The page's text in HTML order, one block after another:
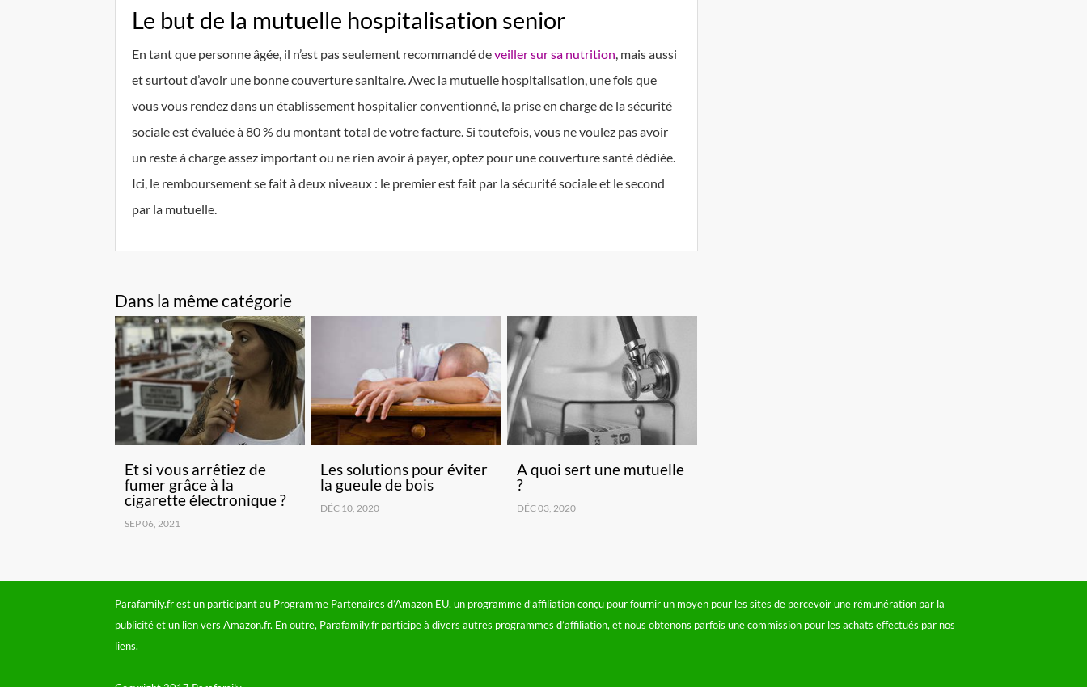
Le but de la mutuelle hospitalisation senior
En tant que personne âgée, il n’est pas seulement recommandé deveiller sur sa nutrition, mais aussi
et surtout d’avoir une bonne couverture sanitaire. Avec la mutuelle hospitalisation, une fois que
vous vous rendez dans un établissement hospitalier conventionné, la prise en charge de la sécurité
sociale est évaluée à 80 % du montant total de votre facture. Si toutefois, vous ne voulez pas avoir
un reste à charge assez important ou ne rien avoir à payer, optez pour une couverture santé dédiée.
Ici, le remboursement se fait à deux niveaux : le premier est fait par la sécurité sociale et le second
par la mutuelle.
Dans la même catégorie
Et si vous arrêtiez de
fumer grâce à la
cigarette électronique ?
SEP 06, 2021
Les solutions pour éviter
la gueule de bois
DÉC 10, 2020
A quoi sert une mutuelle
?
DÉC 03, 2020
Parafamily.fr est un participant au Programme Partenaires d’Amazon EU, un programme d’affiliation conçu pour fournir un moyen pour les sites de percevoir une rémunération par la
publicité et un lien vers Amazon.fr. En outre, Parafamily.fr participe à divers autres programmes d’affiliation, et nous obtenons parfois une commission pour les achats effectués par nos
liens.